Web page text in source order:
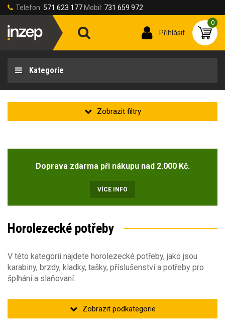
Telefon: 571 623 177 Mobil: 731 659 972
Přihlásit
0
Kategorie
Typ práce
Ochrana proti pádu(4)
Typ ochrany
Doprava zdarma při nákupu nad 2.000 Kč.
VÍCE INFO
Horolezecké potřeby
V této kategorii najdete horolezecké potřeby, jako jsou
karabiny, brzdy, kladky, tašky, příslušenství a potřeby pro
šplhání a slaňovaní.